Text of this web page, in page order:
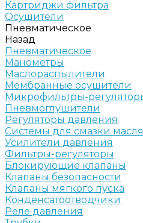
Картриджи фильтра
Осушители
Пневматическое
Назад
Пневматическое
Манометры
Маслораспылители
Мембранные осушители
Микрофильтры-
Пневмоглушители
Регуляторы давления
Системы для смазки
Усилители давления
Фильтры-регуляторы
Блокирующие клапаны
Клапаны безопасности
Клапаны мягкого пуска
Конденсатоотводчики
Реле давления